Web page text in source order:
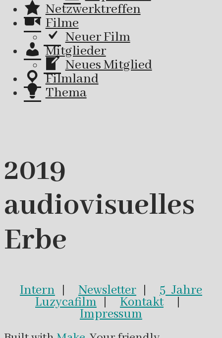
Netzwerktreffen
Filme
Neuer Film
Mitglieder
Neues Mitglied
Filmland
Thema
2019
audiovisuelles
Erbe
Intern | Newsletter | 5 Jahre
Luzycafilm | Kontakt|
Impressum